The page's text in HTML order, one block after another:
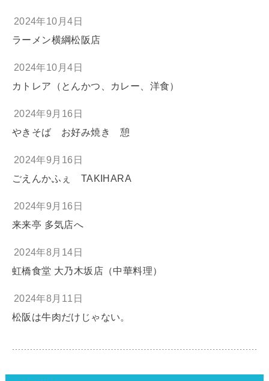
2024年10月4日
ラーメン横綱松阪店
2024年10月4日
カトレア（とんかつ、カレー、洋食）
2024年9月16日
やきそば お好み焼き 憩
2024年9月16日
ごえんかふぇ TAKIHARA
2024年9月16日
来来亭 多気店へ
2024年8月14日
虹橋食堂 大乃木坂店（中華料理）
2024年8月11日
松阪は牛肉だけじゃない。